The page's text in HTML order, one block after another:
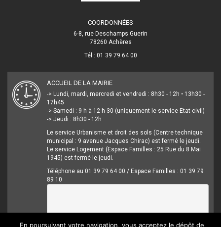
COORDONNÉES
6-8, rue Deschamps Guerin
78260 Achères
Tél : 01 39 79 64 00
ACCUEIL DE LA MAIRIE
-> Lundi, mardi, mercredi et vendredi : 8h30 - 12h • 13h30 -
17h45
-> Samedi : 9 h à 12 h 30 (uniquement le service Etat civil)
-> Jeudi : 8h30 - 12h
Le service Urbanisme et droit des sols (Centre technique
municipal : 9 avenue Jacques Chirac) est fermé le jeudi.
Le service Logement (Espace Familles : 25 Rue du 8 Mai
1945) est fermé le jeudi.
Téléphone au 01 39 79 64 00 / Espace Familles : 01 39 79
89 10
En poursuivant votre navigation, vous acceptez le dépôt de